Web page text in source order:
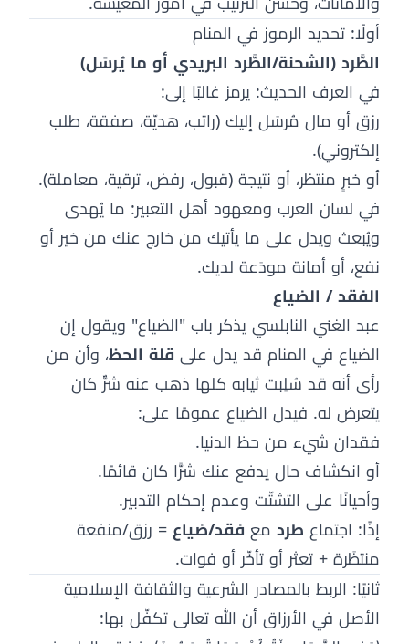
أولًا: تحديد الرموز في المنام
الطَّرد (الشحنة/الطَّرد البريدي أو ما يُرسَل)
في العرف الحديث: يرمز غالبًا إلى:
رزق أو مال مُرسَل إليك (راتب، هديّة، صفقة، طلب
إلكتروني).
أو خبرٍ منتظر، أو نتيجة (قبول، رفض، ترقية، معاملة).
في لسان العرب ومعهود أهل التعبير: ما يُهدى
ويُبعث ويدل على ما يأتيك من خارج عنك من خير أو
نفع، أو أمانة مودَعة لديك.
الفقد / الضياع
عبد الغني النابلسي يذكر باب "الضياع" ويقول إن
الضياع في المنام قد يدل على قلة الحظ، وأن من
رأى أنه قد سُلِبت ثيابه كلها ذهب عنه شرٌّ كان
يتعرض له. فيدل الضياع عمومًا على:
فقدان شيء من حظ الدنيا.
أو انكشاف حال يدفع عنك شرًّا كان قائمًا.
وأحيانًا على التشتّت وعدم إحكام التدبير.
إذًا: اجتماع طرد مع فقد/ضياع= رزق/منفعة
منتظَرة + تعثر أو تأخّر أو فوات.
ثانيًا: الربط بالمصادر الشرعية والثقافة الإسلامية
الأصل في الأرزاق أن الله تعالى تكفّل بها: